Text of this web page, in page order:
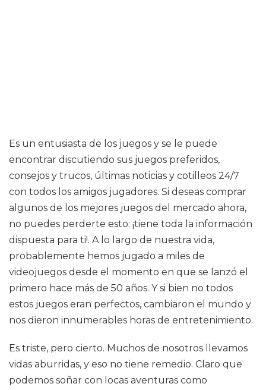
Es un entusiasta de los juegos y se le puede
encontrar discutiendo sus juegos preferidos,
consejos y trucos, últimas noticias y cotilleos 24/7
con todos los amigos jugadores. Si deseas comprar
algunos de los mejores juegos del mercado ahora,
no puedes perderte esto: ¡tiene toda la información
dispuesta para ti!. A lo largo de nuestra vida,
probablemente hemos jugado a miles de
videojuegos desde el momento en que se lanzó el
primero hace más de 50 años. Y si bien no todos
estos juegos eran perfectos, cambiaron el mundo y
nos dieron innumerables horas de entretenimiento.
Es triste, pero cierto. Muchos de nosotros llevamos
vidas aburridas, y eso no tiene remedio. Claro que
podemos soñar con locas aventuras como